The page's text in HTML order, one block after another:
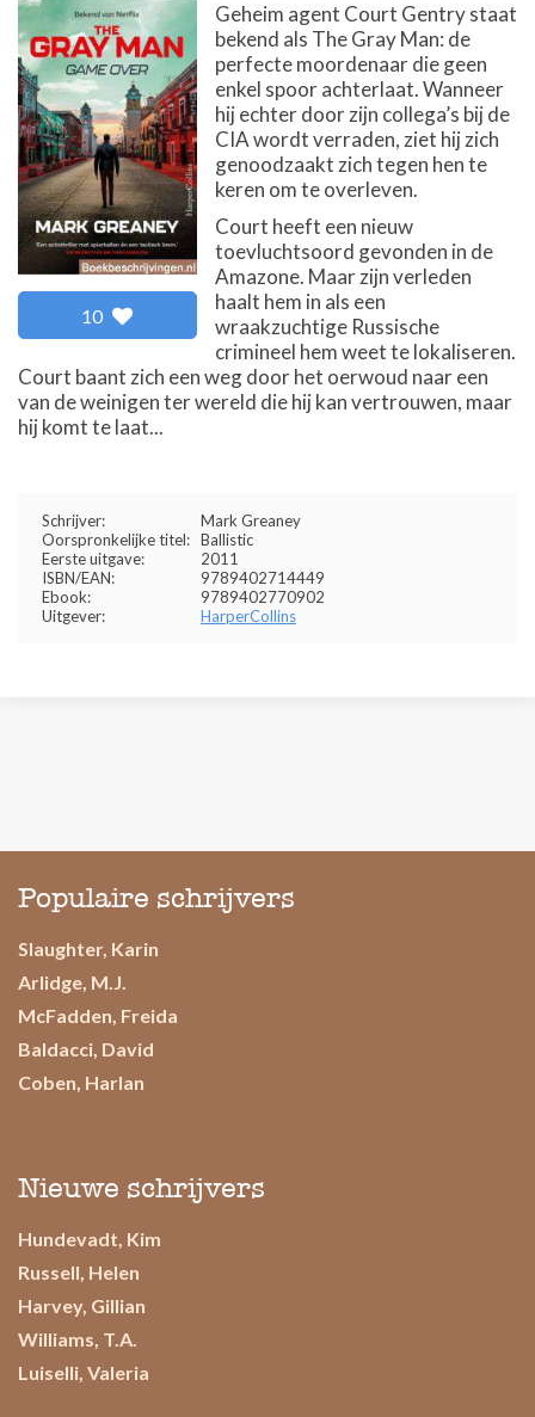
10
Geheim agent Court Gentry staat
bekend als The Gray Man: de
perfecte moordenaar die geen
enkel spoor achterlaat. Wanneer
hij echter door zijn collega’s bij de
CIA wordt verraden, ziet hij zich
genoodzaakt zich tegen hen te
keren om te overleven.
Court heeft een nieuw
toevluchtsoord gevonden in de
Amazone. Maar zijn verleden
haalt hem in als een
wraakzuchtige Russische
crimineel hem weet te lokaliseren.
Court baant zich een weg door het oerwoud naar een
van de weinigen ter wereld die hij kan vertrouwen, maar
hij komt te laat...
Schrijver:
Mark Greaney
Oorspronkelijke titel: Ballistic
Eerste uitgave:
2011
ISBN/EAN:
9789402714449
Ebook:
9789402770902
Uitgever:
HarperCollins
Populaire schrijvers
Slaughter, Karin
Arlidge, M.J.
McFadden, Freida
Baldacci, David
Coben, Harlan
Nieuwe schrijvers
Hundevadt, Kim
Russell, Helen
Harvey, Gillian
Williams, T.A.
Luiselli, Valeria